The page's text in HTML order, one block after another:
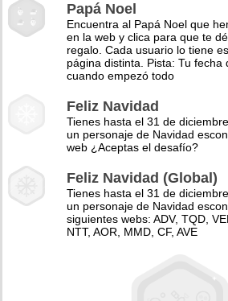
Papá Noel
Encuentra al Papá Noel que
en la web y clica para que te
regalo. Cada usuario lo tiene
página distinta. Pista: Tu fecha
cuando empezó todo
Feliz Navidad
Tienes hasta el 31 de
un personaje de Navidad
web ¿Aceptas el desafío?
Feliz Navidad (Global)
Tienes hasta el 31 de
un personaje de Navidad
siguientes webs: ADV, TQD,
NTT, AOR, MMD, CF, AVE